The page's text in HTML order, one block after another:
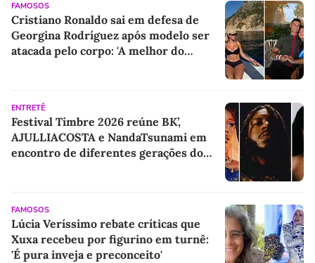
FAMOSOS
Cristiano Ronaldo sai em defesa de
Georgina Rodríguez após modelo ser
atacada pelo corpo: 'A melhor do
ENTRETÊ
Festival Timbre 2026 reúne BK’,
AJULLIACOSTA e NandaTsunami em
encontro de diferentes gerações do
FAMOSOS
Lúcia Veríssimo rebate críticas que
Xuxa recebeu por figurino em turnê:
'É pura inveja e preconceito'